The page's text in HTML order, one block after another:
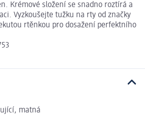
Krémové složení se snadno roztírá a
Vyzkoušejte tužku na rty od značky
rtěnkou pro dosažení perfektního
matná